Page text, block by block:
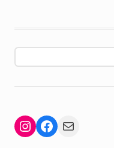
Instagram
Facebook
Mail